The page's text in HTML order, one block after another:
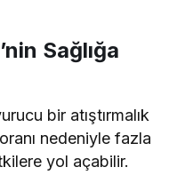
Sağlığa
bir atıştırmalık
nedeniyle fazla
yol açabilir.